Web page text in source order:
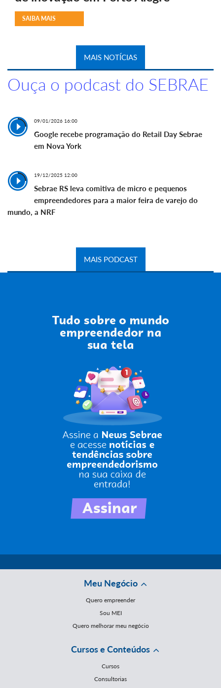
SAIBA MAIS
MAIS NOTÍCIAS
Ouça o podcast do SEBRAE
09/01/2026 16:00
Google recebe programação do Retail Day Sebrae
em Nova York
19/12/2025 12:00
Sebrae RS leva comitiva de micro e pequenos
empreendedores para a maior feira de varejo do
mundo, a NRF
MAIS PODCAST
Meu Negócio
Quero empreender
Sou MEI
Quero melhorar meu negócio
Cursos e Conteúdos
Cursos
Consultorias